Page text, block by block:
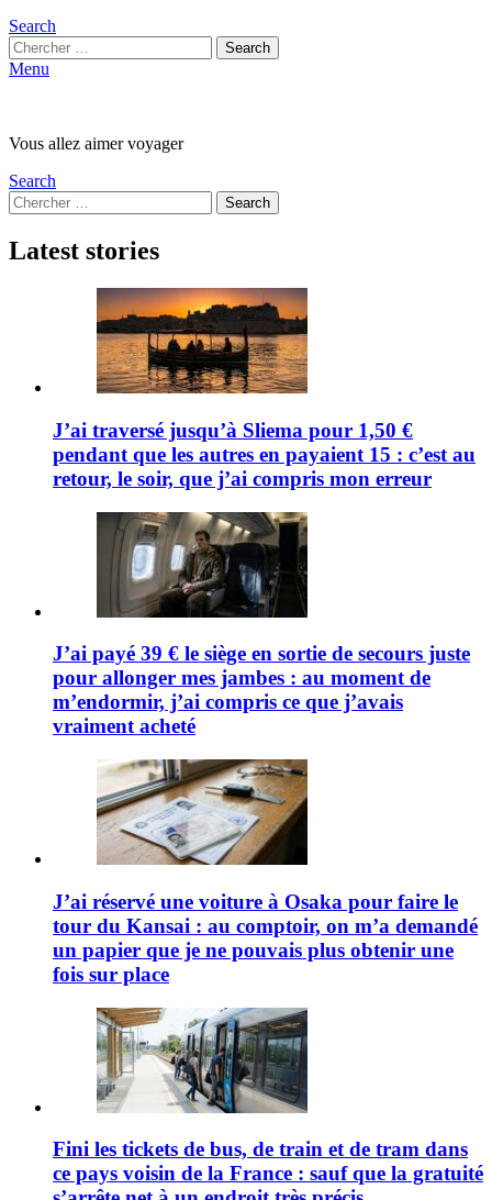
Search
Search
for:
Search
Menu
Vous allez aimer voyager
Search
Search
for:
Search
Latest stories
J’ai traversé jusqu’à Sliema pour 1,50 €
pendant que les autres en payaient 15 : c’est au
retour, le soir, que j’ai compris mon erreur
J’ai payé 39 € le siège en sortie de secours juste
pour allonger mes jambes : au moment de
m’endormir, j’ai compris ce que j’avais
vraiment acheté
J’ai réservé une voiture à Osaka pour faire le
tour du Kansai : au comptoir, on m’a demandé
un papier que je ne pouvais plus obtenir une
fois sur place
Fini les tickets de bus, de train et de tram dans
ce pays voisin de la France : sauf que la gratuité